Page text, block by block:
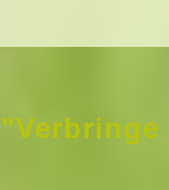
"Verbringe